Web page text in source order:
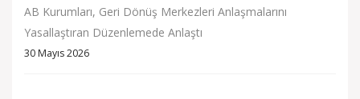
AB Kurumları, Geri Dönüş Merkezleri Anlaşmalarını
Yasallaştıran Düzenlemede Anlaştı
30 Mayıs 2026